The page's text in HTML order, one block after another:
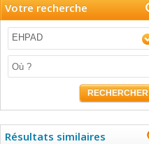
Votre recherche
EHPAD
RECHERCHER
Résultats similaires